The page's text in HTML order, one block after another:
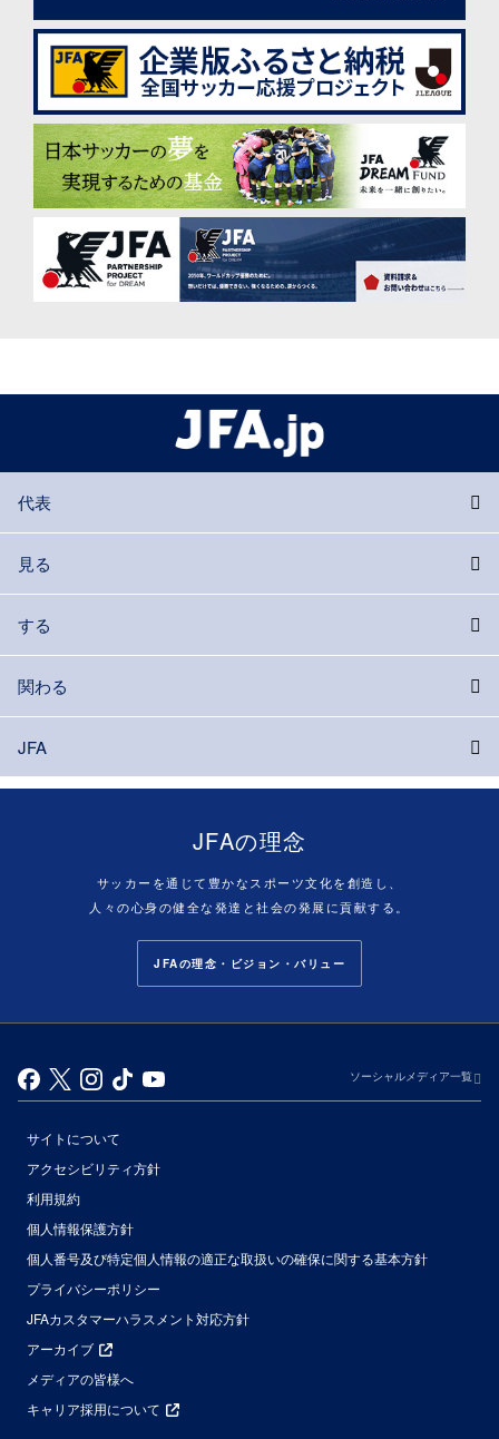
代表
見る
する
関わる
JFA
JFAの理念
サッカーを通じて豊かなスポーツ文化を創造し、
人々の心身の健全な発達と社会の発展に貢献する。
JFAの理念・ビジョン・バリュー
ソーシャルメディア一覧
サイトについて
アクセシビリティ方針
利用規約
個人情報保護方針
個人番号及び特定個人情報の適正な取扱いの確保に関する基本方針
プライバシーポリシー
JFAカスタマーハラスメント対応方針
アーカイブ
メディアの皆様へ
キャリア採用について